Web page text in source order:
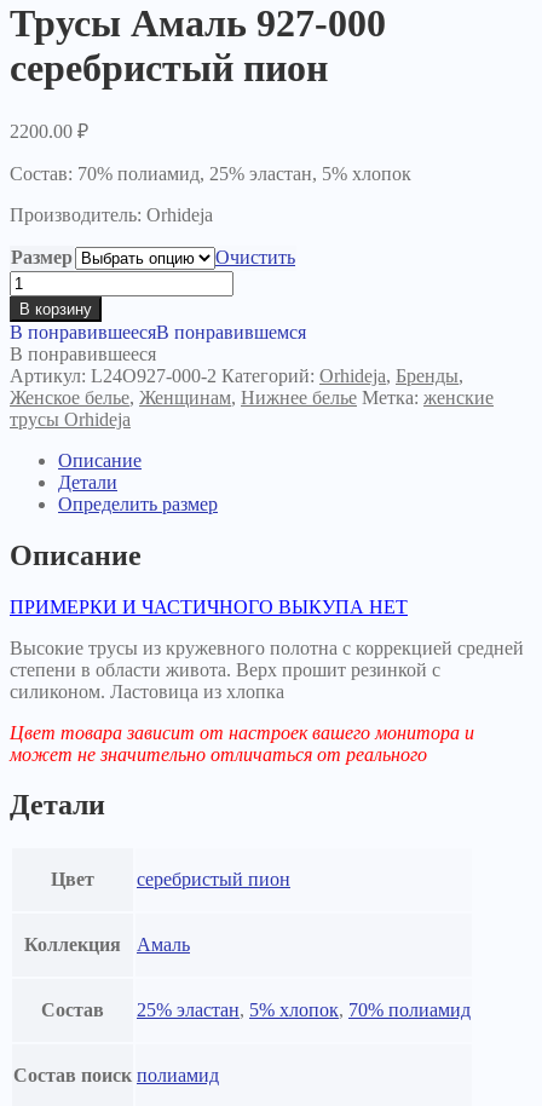
Трусы Амаль 927-000
серебристый пион
2200.00 ₽
Состав: 70% полиамид, 25% эластан, 5% хлопок
Производитель: Orhideja
Размер
Очистить
Количество
товара
Трусы
Амаль
927-
000
серебристый
пион
В корзину
В понравившеесяВ понравившемся
В понравившееся
Артикул: L24O927-000-2 Категорий: Orhideja, Бренды,
Женское белье, Женщинам, Нижнее белье Метка: женские
трусы Orhideja
Описание
Детали
Определить размер
Описание
ПРИМЕРКИ И ЧАСТИЧНОГО ВЫКУПА НЕТ
Высокие трусы из кружевного полотна с коррекцией средней
степени в области живота. Верх прошит резинкой с
силиконом. Ластовица из хлопка
Цвет товара зависит от настроек вашего монитора и
может не значительно отличаться от реального
Детали
Цвет серебристый пион
Коллекция Амаль
Состав 25% эластан, 5% хлопок, 70% полиамид
Состав поиск полиамид